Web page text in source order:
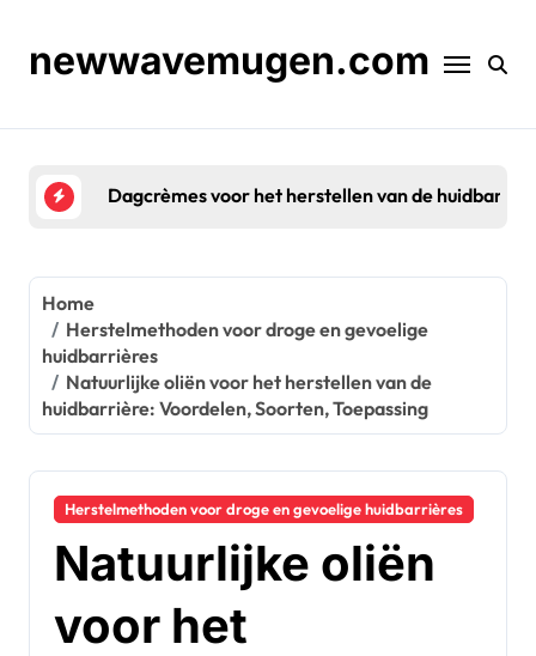
contentnewwavemugen.com
Dagcrèmes voor het herstellen van de
Home
Herstelmethoden voor droge en gevoelige
huidbarrières
Natuurlijke oliën voor het herstellen van de
huidbarrière: Voordelen, Soorten, Toepassing
Herstelmethoden voor droge en gevoelige huidbarrières
Natuurlijke oliën
voor het